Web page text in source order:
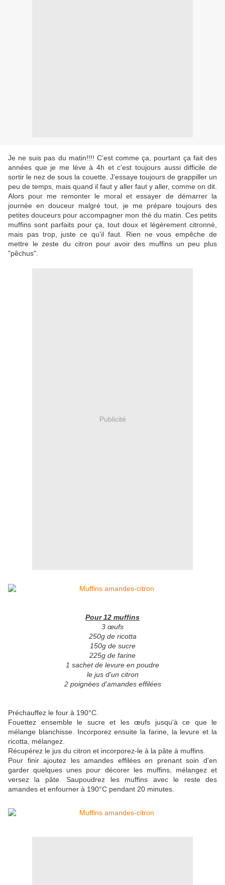
Je ne suis pas du matin!!!! C’est comme ça, pourtant ça fait des
années que je me lève à 4h et c'est toujours aussi difficile de
sortir le nez de sous la couette. J’essaye toujours de grappiller un
peu de temps, mais quand il faut y aller faut y aller, comme on dit.
Alors pour me remonter le moral et essayer de démarrer la
journée en douceur malgré tout, je me prépare toujours des
petites douceurs pour accompagner mon thé du matin. Ces petits
muffins sont parfaits pour ça, tout doux et légèrement citronné,
mais pas trop, juste ce qu'il faut. Rien ne vous empêche de
mettre le zeste du citron pour avoir des muffins un peu plus
"pêchus".
Publicité
Pour 12 muffins
3 œufs
250g de ricotta
150g de sucre
225g de farine
1 sachet de levure en poudre
le jus d'un citron
2 poignées d'amandes effilées
Préchauffez le four à 190°C.
Fouettez ensemble le sucre et les œufs jusqu'à ce que le
mélange blanchisse. Incorporez ensuite la farine, la levure et la
ricotta, mélangez.
Récupérez le jus du citron et incorporez-le à la pâte à muffins.
Pour finir ajoutez les amandes effilées en prenant soin d'en
garder quelques unes pour décorer les muffins, mélangez et
versez la pâte. Saupoudrez les muffins avec le reste des
amandes et enfourner à 190°C pendant 20 minutes.